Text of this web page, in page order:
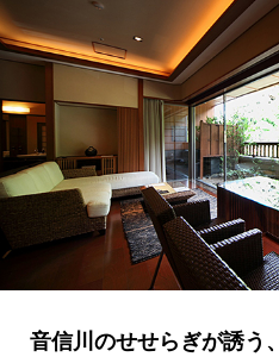
音信川のせせらぎが誘う